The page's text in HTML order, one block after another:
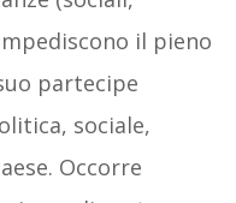
il pieno
partecipe
sociale,
Occorre